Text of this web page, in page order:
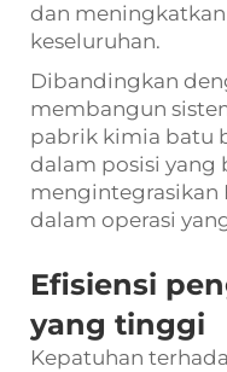
dan meningkatkan
keseluruhan.
Dibandingkan
membangun
pabrik kimia batu
dalam posisi yang
mengintegrasikan
dalam operasi
Efisiensi
yang tinggi
Kepatuhan